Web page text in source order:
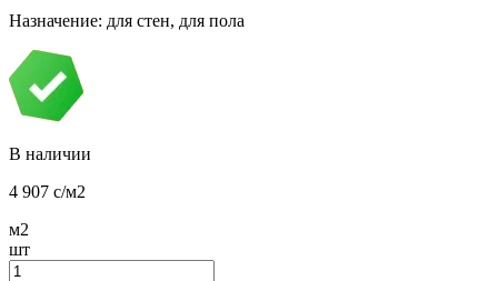
Назначение: для стен, для пола
В наличии
4 907 c/м2
м2
шт